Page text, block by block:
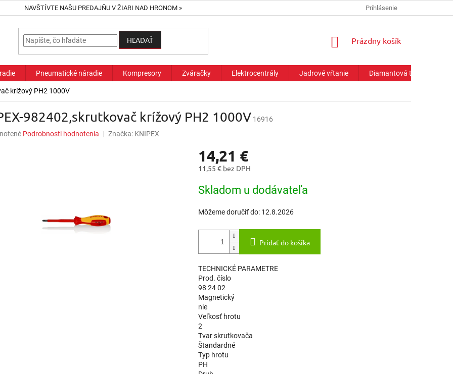
NAVŠTÍVTE NAŠU PREDAJŇU V ŽIARI NAD HRONOM » Prihlásenie
HĽADAŤ
NÁKUPNÝ
Prázdny košík
Pneumatické náradie Kompresory Zváračky Elektrocentrály Jadrové vŕtanie Diamantová technika
krížový PH2 1000V
982402,skrutkovač krížový PH2 1000V 16916
Podrobnosti hodnotenia Značka: KNIPEX
14,21 €
11,55 € bez DPH
cena:
Skladom u dodávateľa
Môžeme doručiť do: 12.8.2026
Pridať do košíka
TECHNICKÉ PARAMETRE
Prod. číslo
98 24 02
Magnetický
nie
Veľkosť hrotu
2
Tvar skrutkovača
Štandardné
Typ hrotu
PH